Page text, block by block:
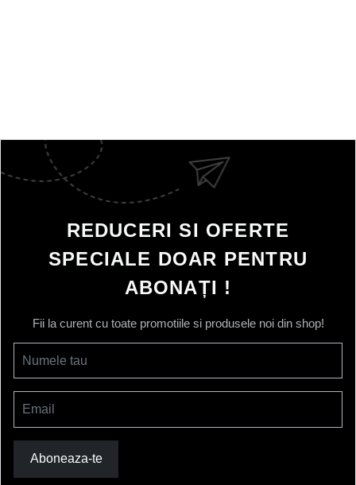
REDUCERI SI OFERTE
SPECIALE DOAR PENTRU
ABONAȚI !
Fii la curent cu toate promotiile si produsele noi din shop!
Numele tau
Email
Aboneaza-te